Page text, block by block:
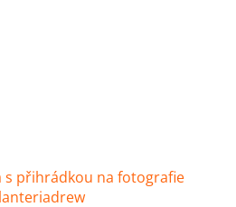
s přihrádkou na fotografie